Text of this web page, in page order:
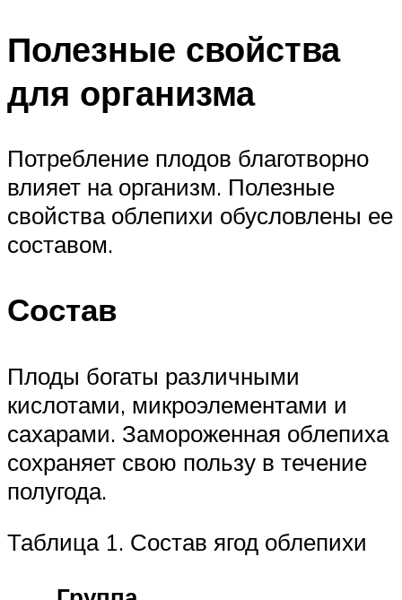
Полезные свойства
для организма
Потребление плодов благотворно
влияет на организм. Полезные
свойства облепихи обусловлены ее
составом.
Состав
Плоды богаты различными
кислотами, микроэлементами и
сахарами. Замороженная облепиха
сохраняет свою пользу в течение
полугода.
Таблица 1. Состав ягод облепихи